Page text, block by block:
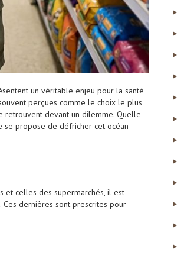
un véritable enjeu pour la santé
perçues comme le choix le plus
retrouvent devant un dilemme. Quelle
propose de défricher cet océan
et celles des supermarchés, il est
dernières sont prescrites pour